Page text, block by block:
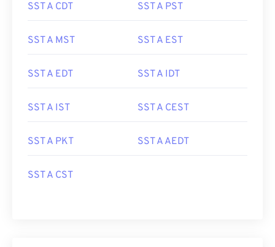
SST A CDT SST A PST
SST A MST SST A EST
SST A EDT SST A IDT
SST A IST SST A CEST
SST A PKT SST A AEDT
SST A CST